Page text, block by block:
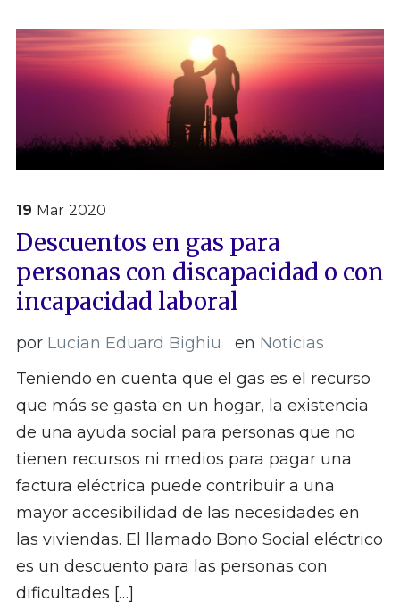
19 Mar 2020
Descuentos en gas para
personas con discapacidad o con
incapacidad laboral
por Lucian Eduard Bighiu en Noticias
Teniendo en cuenta que el gas es el recurso
que más se gasta en un hogar, la existencia
de una ayuda social para personas que no
tienen recursos ni medios para pagar una
factura eléctrica puede contribuir a una
mayor accesibilidad de las necesidades en
las viviendas. El llamado Bono Social eléctrico
es un descuento para las personas con
dificultades […]